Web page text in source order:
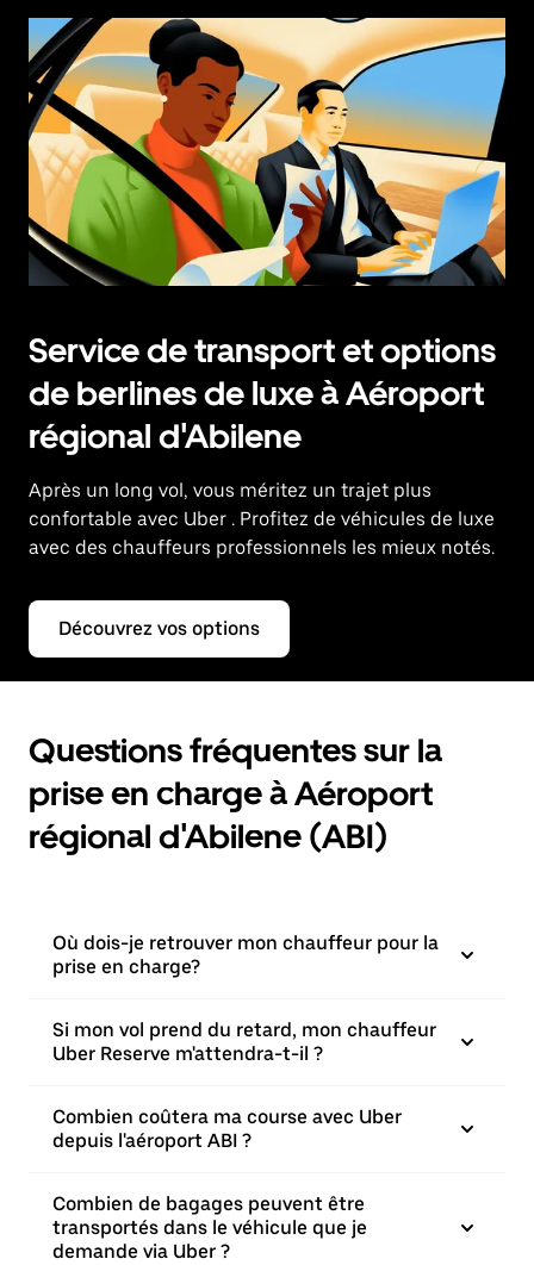
Service de transport et options
de berlines de luxe à Aéroport
régional d'Abilene
Après un long vol, vous méritez un trajet plus
confortable avec Uber . Profitez de véhicules de luxe
avec des chauffeurs professionnels les mieux notés.
Découvrez vos options
Questions fréquentes sur la
prise en charge à Aéroport
régional d'Abilene (ABI)
Où dois-je retrouver mon chauffeur pour la
prise en charge?
Si mon vol prend du retard, mon chauffeur
Uber Reserve m'attendra-t-il ?
Combien coûtera ma course avec Uber
depuis l'aéroport ABI ?
Combien de bagages peuvent être
transportés dans le véhicule que je
demande via Uber ?